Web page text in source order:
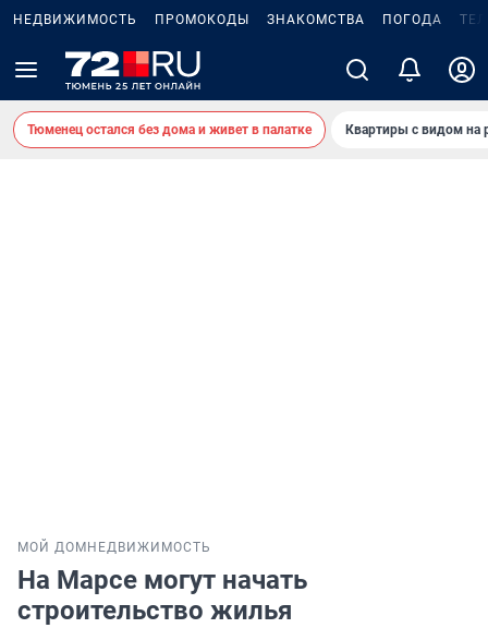
НЕДВИЖИМОСТЬ ПРОМОКОДЫ ЗНАКОМСТВА ПОГОДА
Тюменец остался без дома и живет в палатке Квартиры с видом на
МОЙ ДОМ НЕДВИЖИМОСТЬ
На Марсе могут начать
строительство жилья